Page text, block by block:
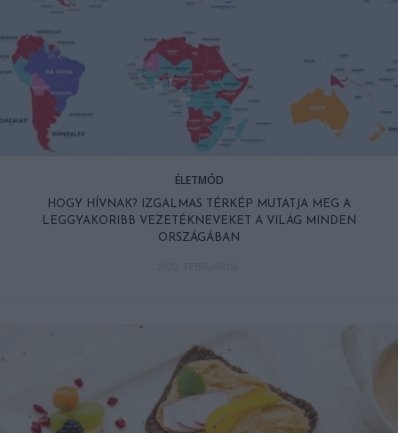
ÉLETMÓD
HOGY HÍVNAK? IZGALMAS TÉRKÉP MUTATJA MEG A
LEGGYAKORIBB VEZETÉKNEVEKET A VILÁG MINDEN
ORSZÁGÁBAN